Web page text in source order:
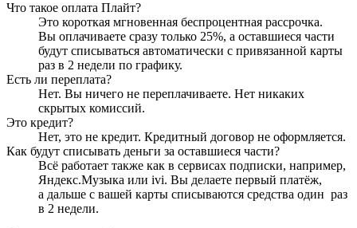
Что такое оплата Плайт?
Это короткая мгновенная беспроцентная рассрочка.
Вы оплачиваете сразу только 25%, а оставшиеся части
будут списываться автоматически с привязанной карты
раз в 2 недели по графику.
Есть ли переплата?
Нет. Вы ничего не переплачиваете. Нет никаких
скрытых комиссий.
Это кредит?
Нет, это не кредит. Кредитный договор не оформляется.
Как будут списывать деньги за оставшиеся части?
Всё работает также как в сервисах подписки, например,
Яндекс.Музыка или ivi. Вы делаете первый платёж,
а дальше с вашей карты списываются средства один раз
в 2 недели.